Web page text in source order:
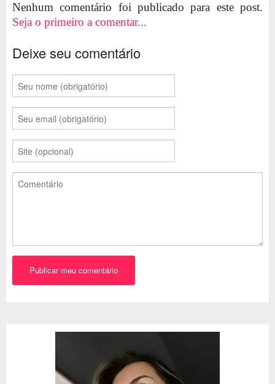
Nenhum comentário foi publicado para este post.
Seja o primeiro a comentar...
Deixe seu comentário